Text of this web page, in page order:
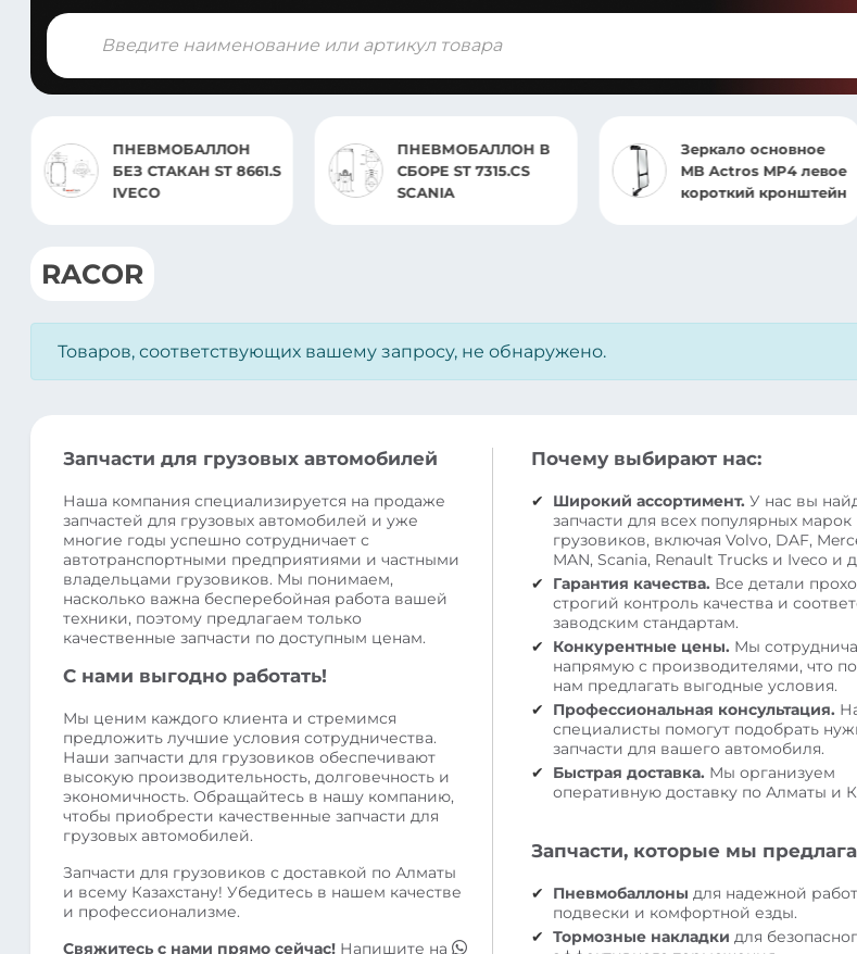
Поиск
товаров
ПНЕВМОБАЛЛОН
БЕЗ СТАКАН ST 8661.S
IVECO
ПНЕВМОБАЛЛОН В
СБОРЕ ST 7315.CS
SCANIA
Зеркало основное
MB Actros MP4 левое
короткий кронштейн
RACOR
Товаров, соответствующих вашему запросу, не обнаружено.
Запчасти для грузовых автомобилей
Наша компания специализируется на продаже
запчастей для грузовых автомобилей и уже
многие годы успешно сотрудничает с
автотранспортными предприятиями и частными
владельцами грузовиков. Мы понимаем,
насколько важна бесперебойная работа вашей
техники, поэтому предлагаем только
качественные запчасти по доступным ценам.
С нами выгодно работать!
Мы ценим каждого клиента и стремимся
предложить лучшие условия сотрудничества.
Наши запчасти для грузовиков обеспечивают
высокую производительность, долговечность и
экономичность. Обращайтесь в нашу компанию,
чтобы приобрести качественные запчасти для
грузовых автомобилей.
Запчасти для грузовиков с доставкой по Алматы
и всему Казахстану! Убедитесь в нашем качестве
и профессионализме.
Свяжитесь с нами прямо сейчас! Напишите на
Почему выбирают нас:
Широкий ассортимент. У нас вы
запчасти для всех популярных марок
грузовиков, включая Volvo, DAF,
MAN, Scania, Renault Trucks и Iveco и
Гарантия качества. Все детали
строгий контроль качества и
заводским стандартам.
Конкурентные цены. Мы
напрямую с производителями, что
нам предлагать выгодные условия.
Профессиональная консультация.
специалисты помогут подобрать
запчасти для вашего автомобиля.
Быстрая доставка. Мы организуем
оперативную доставку по Алматы и
Запчасти, которые мы
Пневмобаллоны для надежной
подвески и комфортной езды.
Тормозные накладки для